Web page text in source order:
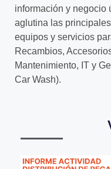
información y negocio
aglutina las
equipos y servicios
Recambios,
Mantenimiento, IT y
Car Wash).